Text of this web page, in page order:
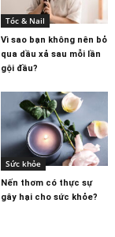
Tóc & Nail
Vì sao bạn không nên bỏ
qua dầu xả sau mỗi lần
gội đầu?
Sức khỏe
Nến thơm có thực sự
gây hại cho sức khỏe?